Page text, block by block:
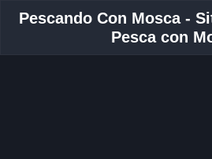
Pescando Con Mosca -
Pesca con